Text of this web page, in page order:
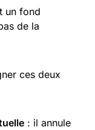
un fond
de la
ces deux
: il annule